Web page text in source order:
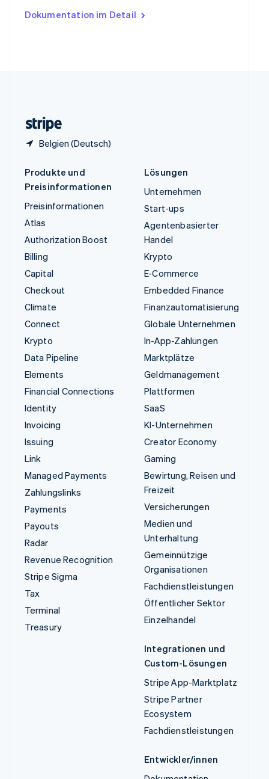
Dokumentation im Detail
Belgien (Deutsch)
English
Produkte und
Preisinformationen
Preisinformationen
Atlas
Authorization Boost
Billing
Capital
Checkout
Climate
Connect
Krypto
Data Pipeline
Elements
Financial Connections
Identity
Invoicing
Issuing
Link
Managed Payments
Zahlungslinks
Payments
Payouts
Radar
Revenue Recognition
Stripe Sigma
Tax
Terminal
Treasury
Lösungen
Unternehmen
Start-ups
Agentenbasierter
Handel
Krypto
E-Commerce
Embedded Finance
Finanzautomatisierung
Globale Unternehmen
In-App-Zahlungen
Marktplätze
Geldmanagement
Plattformen
SaaS
KI-Unternehmen
Creator Economy
Gaming
Bewirtung, Reisen und
Freizeit
Versicherungen
Medien und
Unterhaltung
Gemeinnützige
Organisationen
Fachdienstleistungen
Öffentlicher Sektor
Einzelhandel
Integrationen und
Custom-Lösungen
Stripe App-Marktplatz
Stripe Partner
Ecosystem
Fachdienstleistungen
Entwickler/innen